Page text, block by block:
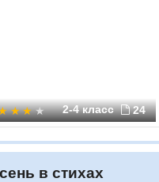
2-4 класс 24
в стихах